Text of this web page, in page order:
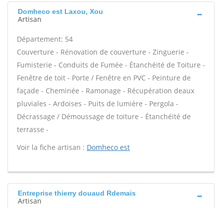
Domheco est Laxou, Xou
Artisan
Département: 54
Couverture - Rénovation de couverture - Zinguerie -
Fumisterie - Conduits de Fumée - Étanchéité de Toiture -
Fenêtre de toit - Porte / Fenêtre en PVC - Peinture de
façade - Cheminée - Ramonage - Récupération deaux
pluviales - Ardoises - Puits de lumière - Pergola -
Décrassage / Démoussage de toiture - Étanchéité de
terrasse -
Voir la fiche artisan : Domheco est
Entreprise thierry douaud Rdemais
Artisan